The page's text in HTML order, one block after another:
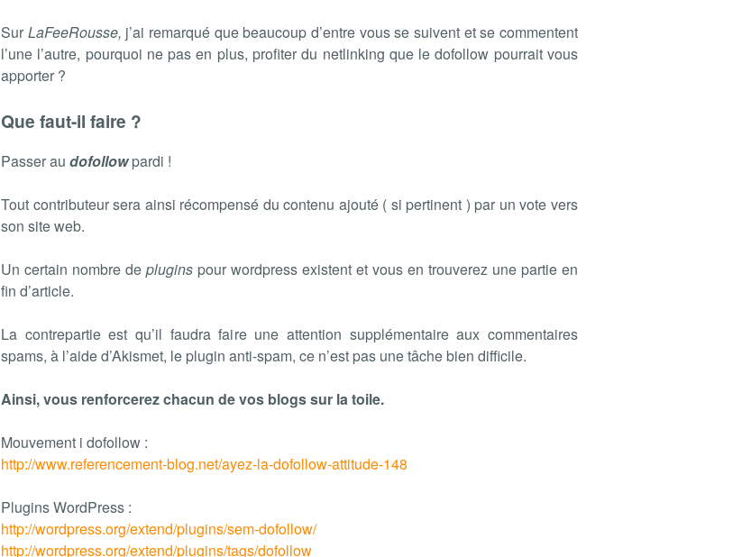
Sur LaFeeRousse, j’ai remarqué que beaucoup d’entre vous se suivent et se commentent
l’une l’autre, pourquoi ne pas en plus, profiter du netlinking que le dofollow pourrait vous
apporter ?
Que faut-il faire ?
Passer au dofollowpardi !
Tout contributeur sera ainsi récompensé du contenu ajouté ( si pertinent ) par un vote vers
son site web.
Un certain nombre de plugins pour wordpress existent et vous en trouverez une partie en
fin d’article.
La contrepartie est qu’il faudra faire une attention supplémentaire aux commentaires
spams, à l’aide d’Akismet, le plugin anti-spam, ce n’est pas une tâche bien difficile.
Ainsi, vous renforcerez chacun de vos blogs sur la toile.
Mouvement i dofollow :
http://www.referencement-blog.net/ayez-la-dofollow-attitude-148
Plugins WordPress :
http://wordpress.org/extend/plugins/sem-dofollow/
http://wordpress.org/extend/plugins/tags/dofollow